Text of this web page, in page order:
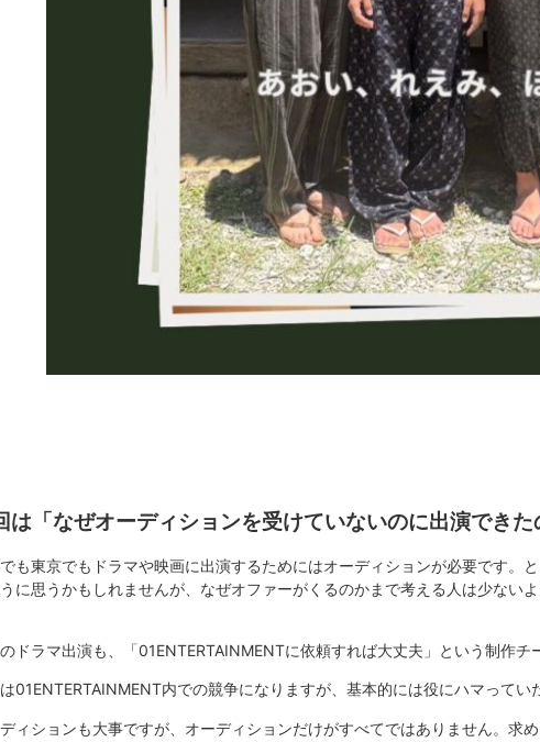
は「なぜオーディションを受けていないのに出演でき
も東京でもドラマや映画に出演するためにはオーディションが必要です。
に思うかもしれませんが、なぜオファーがくるのかまで考える人は少ない
ドラマ出演も、「01ENTERTAINMENTに依頼すれば大丈夫」という制作チ
01ENTERTAINMENT内での競争になりますが、基本的には役にハマって
ィションも大事ですが、オーディションだけがすべてではありません。求